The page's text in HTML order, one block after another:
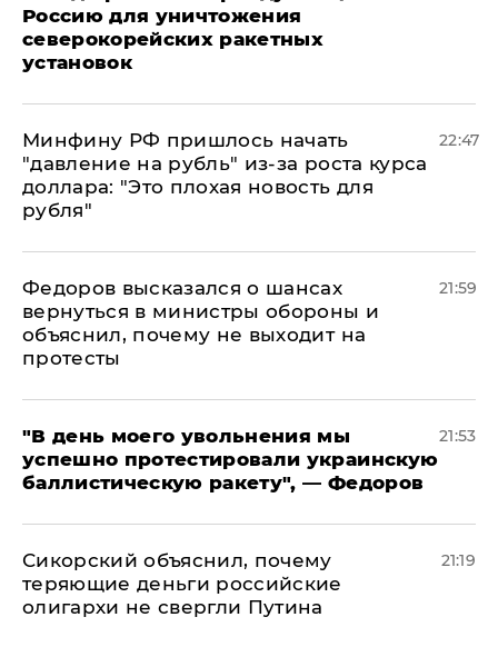
Россию для уничтожения
северокорейских ракетных
установок
Минфину РФ пришлось начать
"давление на рубль" из-за роста курса
доллара: "Это плохая новость для
рубля"
22:47
Федоров высказался о шансах
вернуться в министры обороны и
объяснил, почему не выходит на
протесты
21:59
​"В день моего увольнения мы
успешно протестировали украинскую
баллистическую ракету", — Федоров
21:53
Сикорский объяснил, почему
теряющие деньги российские
олигархи не свергли Путина
21:19